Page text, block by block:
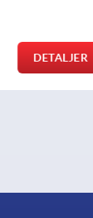
från
exkl. moms
exkl. leveranskostnader